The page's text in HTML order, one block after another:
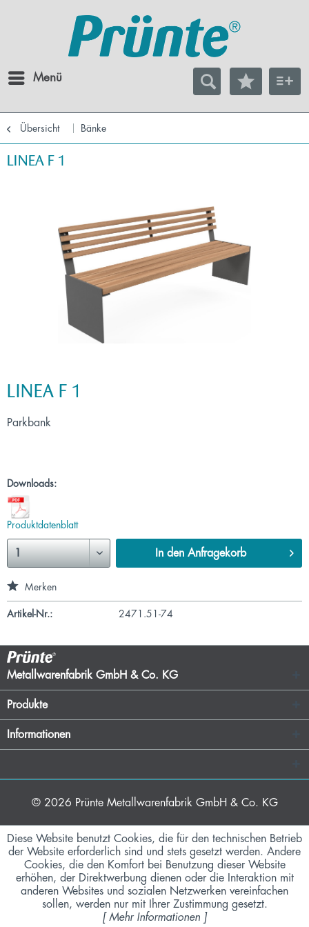
Menü
Übersicht Bänke
LINEA F 1
LINEA F 1
Parkbank
Downloads:
Produktdatenblatt
In den Anfragekorb
Merken
Artikel-Nr.: 2471.51-74
Metallwarenfabrik GmbH & Co. KG
Produkte
Informationen
© 2026 Prünte Metallwarenfabrik GmbH & Co. KG
Diese Website benutzt Cookies, die für den technischen Betrieb
der Website erforderlich sind und stets gesetzt werden. Andere
Cookies, die den Komfort bei Benutzung dieser Website
erhöhen, der Direktwerbung dienen oder die Interaktion mit
anderen Websites und sozialen Netzwerken vereinfachen
sollen, werden nur mit Ihrer Zustimmung gesetzt.
[ Mehr Informationen ]